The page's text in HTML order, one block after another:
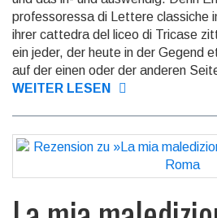
professoressa di Lettere classiche
ihrer cattedra del liceo di Tricase
ein jeder, der heute in der Gegend
auf der einen oder der anderen
WEITER LESEN